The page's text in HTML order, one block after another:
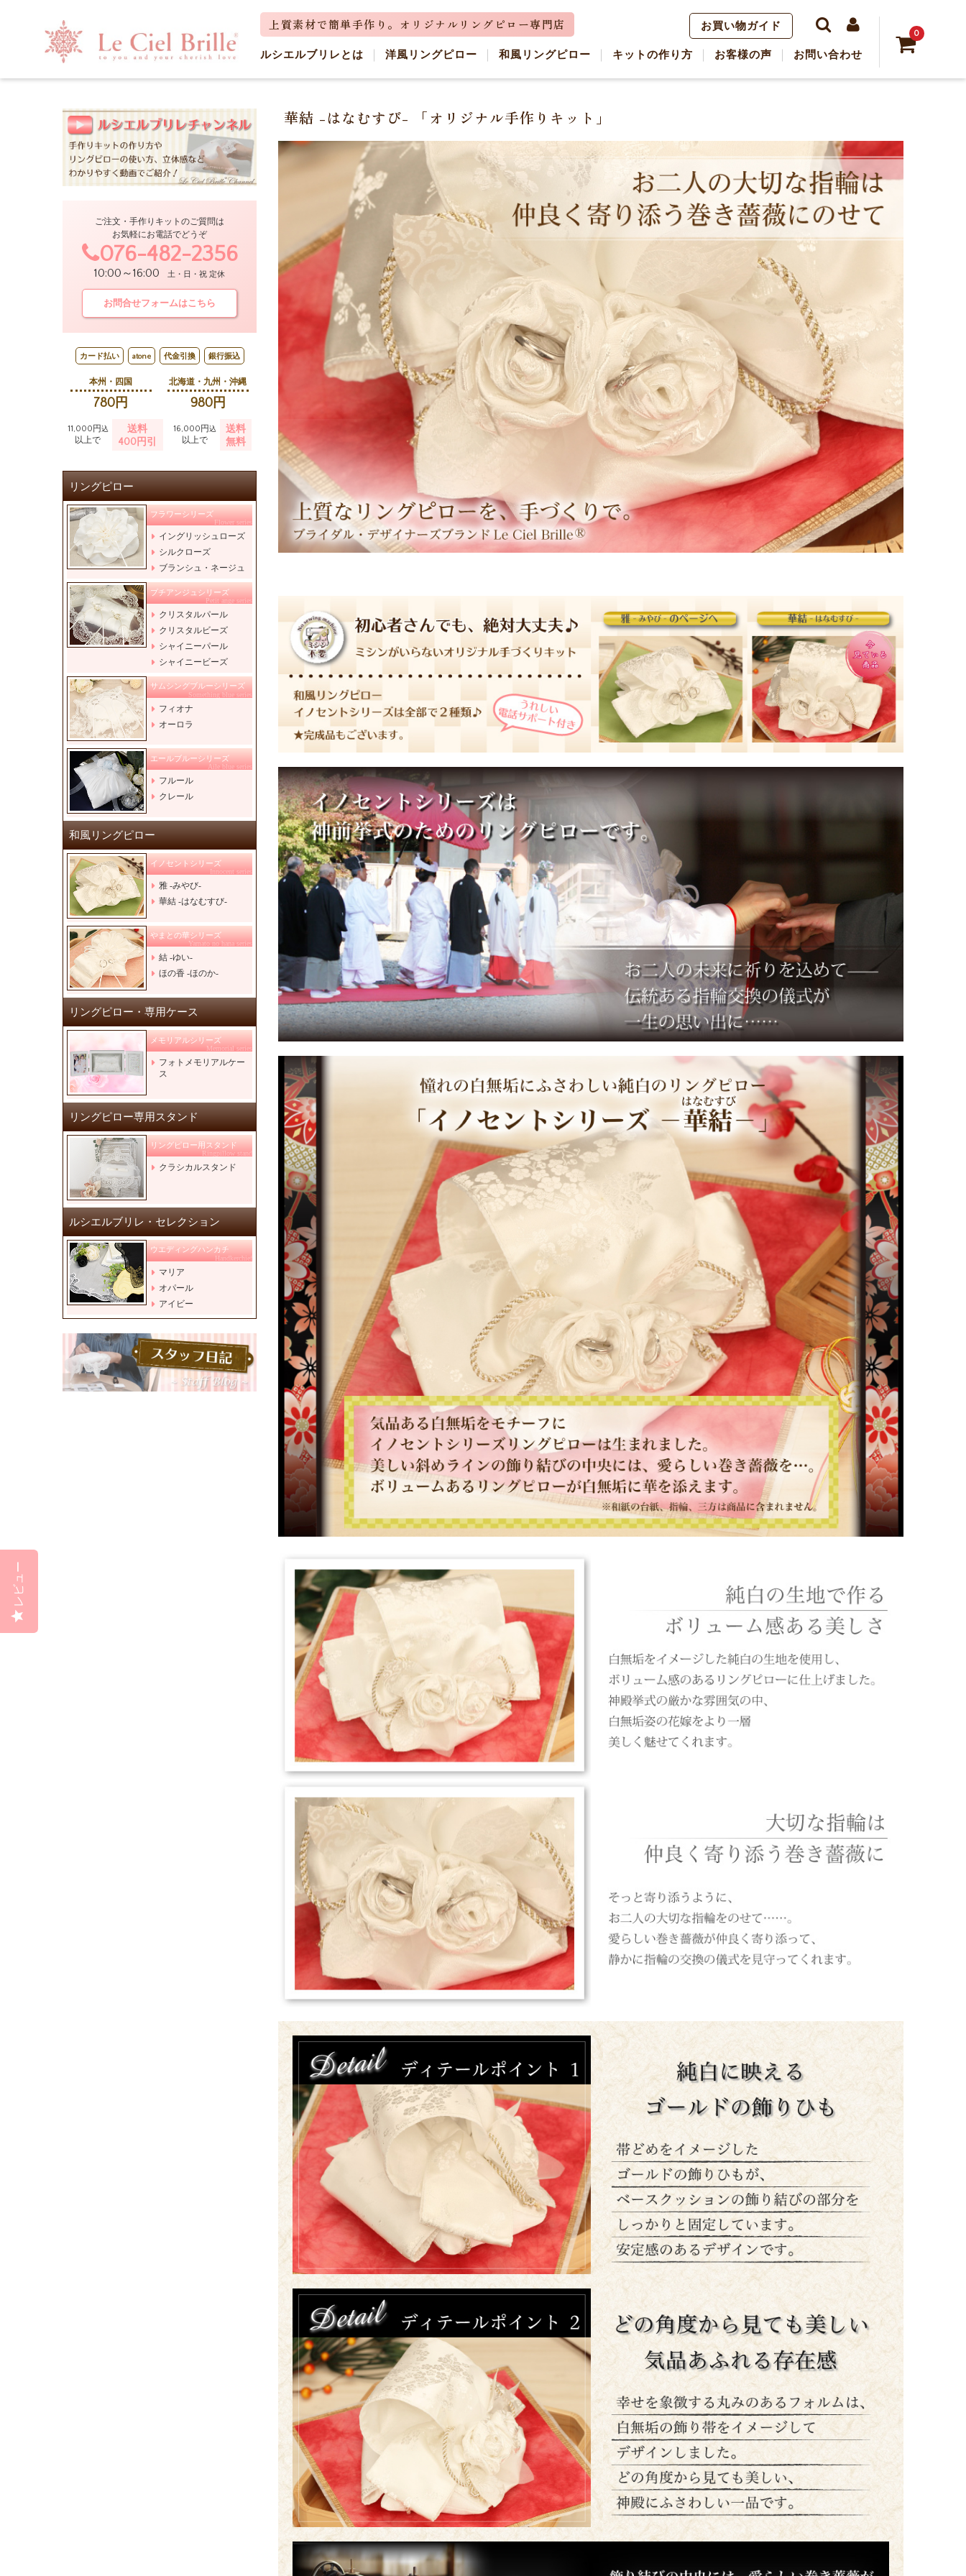
0
ルシエルブリレとは 洋風リングピロー 和風リングピロー キットの作り方 お客様の声
お買い物ガイド
お問い合わせ
華結 -はなむすび- 「オリジナル手作りキット」
商品詳細 レビュー（ 0 ）
ご注文・手作りキットのご質問は
お気軽にお電話でどうぞ
076-482-2356
10:00～16:00 土・日・祝 定休
お問合せフォームはこちら
カード払い atone 代金引換 銀行振込
本州・四国
780円
北海道・九州・沖縄
980円
11,000円込
以上で
送料
400円引
16,000円込
以上で
送料
無料
リングピロー
フラワーシリーズ
Flower series
イングリッシュローズ
シルクローズ
ブランシュ・ネージュ
プチアンジュシリーズ
Petit ange series
クリスタルパール
クリスタルビーズ
シャイニーパール
シャイニービーズ
サムシングブルーシリーズ
Something blue series
フィオナ
オーロラ
エールブルーシリーズ
Aile blue series
フルール
クレール
和風リングピロー
イノセントシリーズ
Innocent series
雅 -みやび-
華結 -はなむすび-
やまとの華シリーズ
Yamato no hana series
結 -ゆい-
ほの香 -ほのか-
リングピロー・専用ケース
メモリアルシリーズ
Memorial series
フォトメモリアルケー
ス
リングピロー専用スタンド
リングピロー用スタンド
Ringpillow stand
クラシカルスタンド
ルシエルブリレ・セレクション
ウエディングハンカチ
Handkerchief
マリア
オパール
アイビー
レビュー